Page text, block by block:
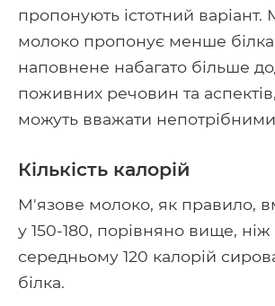
пропонують істотний варіант.
молоко пропонує менше
наповнене набагато більше
поживних речовин та аспектів,
можуть вважати
Кількість калорій
М'язове молоко, як правило,
у 150-180, порівняно вище, ніж
середньому 120 калорій
білка.